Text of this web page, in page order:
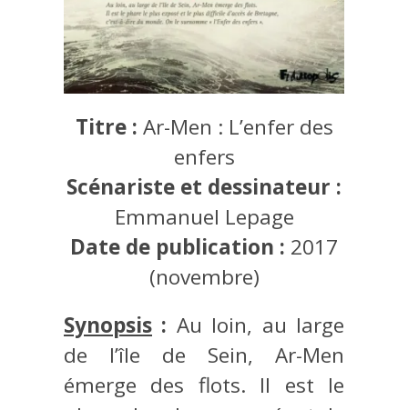
Titre : Ar-Men : L’enfer des
enfers
Scénariste et dessinateur :
Emmanuel Lepage
Date de publication : 2017
(novembre)
Synopsis : Au loin, au large
de l’île de Sein, Ar-Men
émerge des flots. Il est le